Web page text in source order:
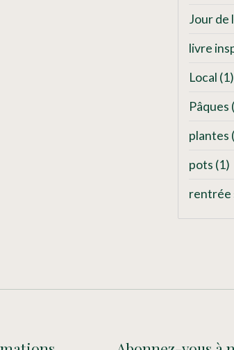
Jour de
livre
Local (1)
Pâques
plantes
pots (1)
rentrée